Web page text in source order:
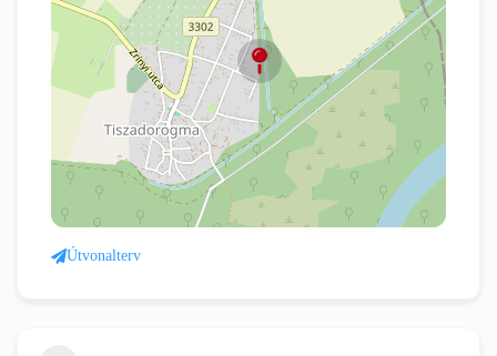
Útvonalterv